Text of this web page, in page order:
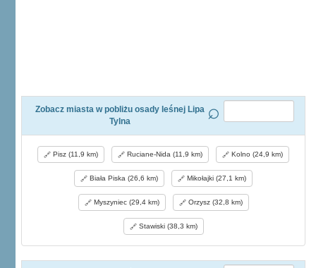
Zobacz miasta w pobliżu osady leśnej Lipa
Tylna
Pisz (11,9 km) Ruciane-Nida (11,9 km) Kolno (24,9 km)
Biała Piska (26,6 km) Mikołajki (27,1 km)
Myszyniec (29,4 km) Orzysz (32,8 km)
Stawiski (38,3 km)